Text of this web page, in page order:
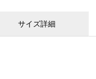
サイズ詳細